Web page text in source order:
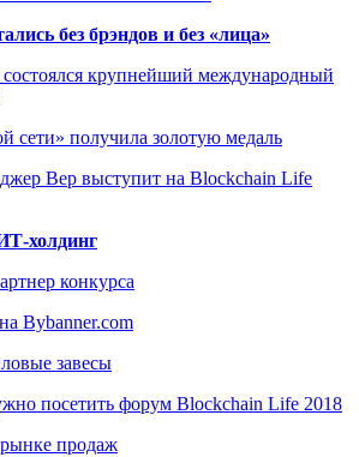
без брэндов и без «лица»
крупнейший международный
сети» получила золотую медаль
Вер выступит на Blockchain Life
холдинг
конкурса
Bybanner.com
завесы
посетить форум Blockchain Life 2018
продаж